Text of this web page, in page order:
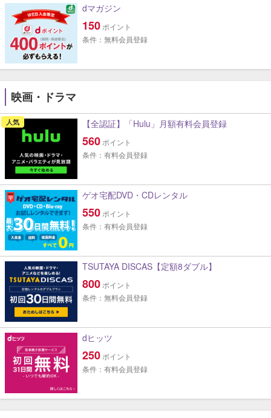
dマガジン
150 ポイント
条件：無料会員登録
映画・ドラマ
人気 【全認証】「Hulu」月額有料会員登録
560 ポイント
条件：有料会員登録
ゲオ宅配DVD・CDレンタル
550 ポイント
条件：有料会員登録
TSUTAYA DISCAS【定額8ダブル】
800 ポイント
条件：無料会員登録
dヒッツ
250 ポイント
条件：有料会員登録